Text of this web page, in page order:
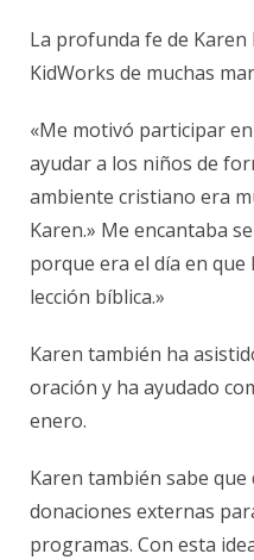
La profunda fe de
KidWorks de muchas
«Me motivó participar
ayudar a los niños de
ambiente cristiano era
Karen.» Me encantaba
porque era el día en
lección bíblica.»
Karen también ha
oración y ha ayudado
enero.
Karen también sabe que
donaciones externas
programas. Con esta